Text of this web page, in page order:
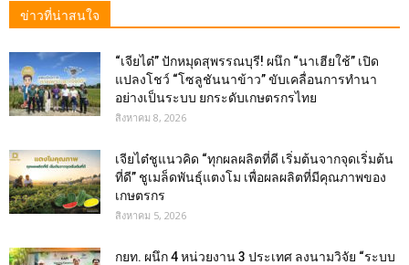
ข่าวที่น่าสนใจ
“เจียไต๋” ปักหมุดสุพรรณบุรี! ผนึก “นาเฮียใช้” เปิด
แปลงโชว์ “โซลูชันนาข้าว” ขับเคลื่อนการทำนา
อย่างเป็นระบบ ยกระดับเกษตรกรไทย
สิงหาคม 8, 2026
เจียไต๋ชูแนวคิด “ทุกผลผลิตที่ดี เริ่มต้นจากจุดเริ่มต้น
ที่ดี” ชูเมล็ดพันธุ์แตงโม เพื่อผลผลิตที่มีคุณภาพของ
เกษตรกร
สิงหาคม 5, 2026
กยท. ผนึก 4 หน่วยงาน 3 ประเทศ ลงนามวิจัย “ระบบ